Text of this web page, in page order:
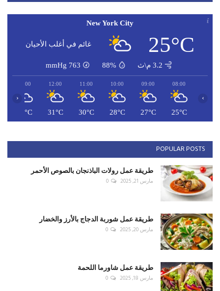
New York City
25°C غائم في أغلب الأحيان
3.2 م\ث 88%
763
mmHg
08:00
25°C
09:00
27°C
10:00
28°C
11:00
30°C
12:00
31°C
13:00
32°C
‹ ›
POPULAR POSTS
طريقة عمل رولات الباذنجان بالصوص الأحمر
مارس 21, 2025 0
طريقة عمل شوربة الدجاج بالأرز والخضار
مارس 20, 2025 0
طريقة عمل شاورما اللحمة
مارس 18, 2025 0